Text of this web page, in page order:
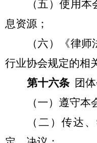
（五）使用
息资源；
（六）《律
行业协会规定的相
第十六条 团
（一）遵守本
（二）传达